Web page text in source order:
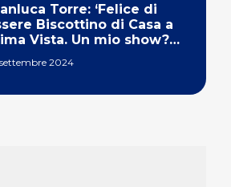
Torre: ‘Felice di
Biscottino di Casa a
Vista. Un mio show?
2024